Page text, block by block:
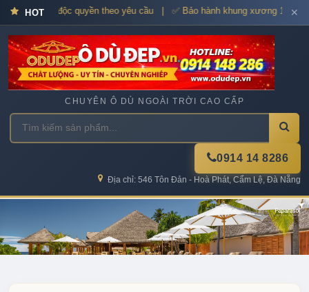
HOT
Thiết kế độc quyền theo yêu cầu | ✅ Bảo hành khung xương 12–36
✕
CHUYÊN Ô DÙ NGOÀI TRỜI CAO CẤP
0914 14 8286
Địa chỉ: 546 Tôn Đản - Hoà Phát, Cẩm Lệ, Đà Nẵng